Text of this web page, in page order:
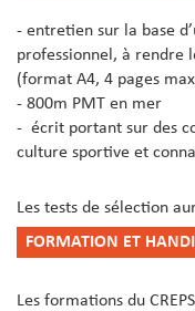
- entretien sur la base
professionnel, à rendre
(format A4, 4 pages
- 800m PMT en mer
- écrit portant sur des
culture sportive et
Les tests de sélection
FORMATION ET
Les formations du